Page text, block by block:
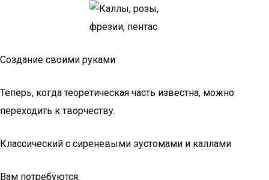
Создание своими руками
Теперь, когда теоретическая часть известна, можно
переходить к творчеству.
Классический с сиреневыми эустомами и каллами
Вам потребуются: